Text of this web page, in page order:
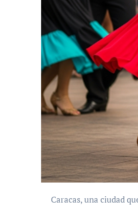
Caracas, una ciudad que vibra con una energía inigualable, ofrece a sus habitantes y visitantes un